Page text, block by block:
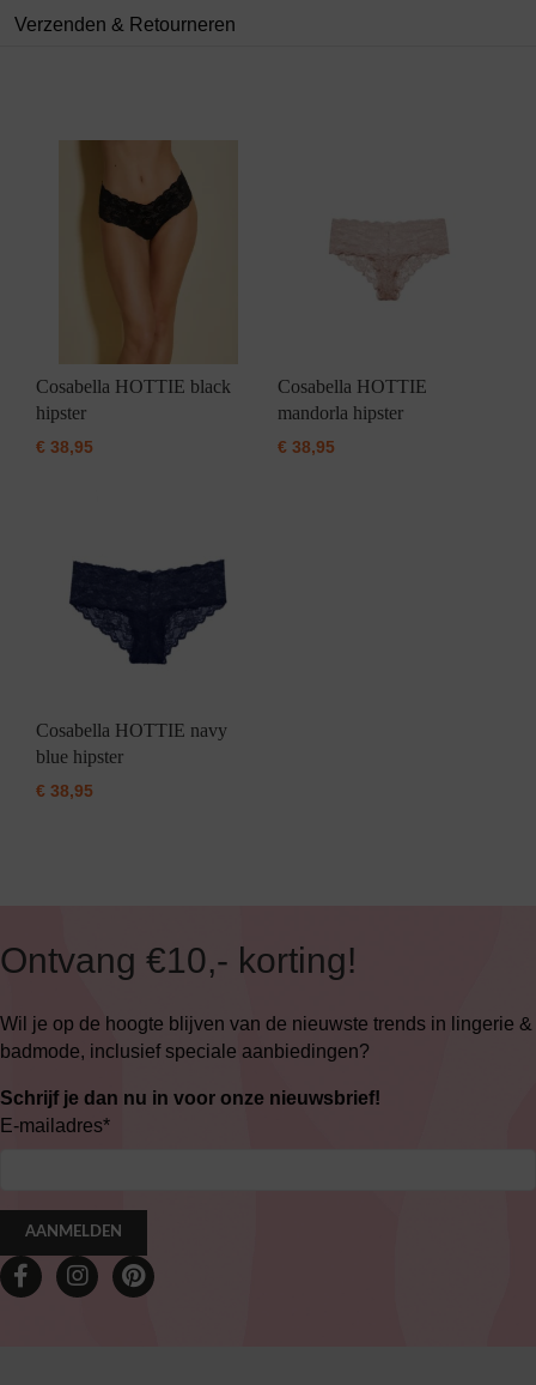
Verzenden & Retourneren
Cosabella HOTTIE black
hipster
€ 38,95
Cosabella HOTTIE
mandorla hipster
€38,95
Cosabella HOTTIE navy
blue hipster
€ 38,95
Ontvang €10,- korting!
Wil je op de hoogte blijven van de nieuwste trends in lingerie &
badmode, inclusief speciale aanbiedingen?
Schrijf je dan nu in voor onze nieuwsbrief!
E-mailadres*
AANMELDEN